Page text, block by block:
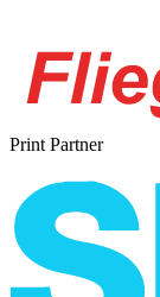
Print Partner